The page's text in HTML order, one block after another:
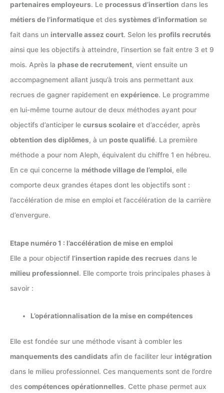
partenaires employeurs. Le processus d’insertion dans les
métiers de l’informatique et des systèmes d’information se
fait dans un intervalle assez court. Selon les profils recrutés
ainsi que les objectifs à atteindre, l’insertion se fait entre 3 et 9
mois. Après la phase de recrutement, vient ensuite un
accompagnement allant jusqu’à trois ans permettant aux
recrues de gagner rapidement en expérience. Le programme
en lui-même tourne autour de deux méthodes ayant pour
objectifs d’anticiper le cursus scolaire et d’accéder, après
obtention des diplômes, à un poste qualifié. La première
méthode a pour nom Aleph, équivalent du chiffre 1 en hébreu.
En ce qui concerne la méthode village de l’emploi, elle
comporte deux grandes étapes dont les objectifs sont :
l’accélération de mise en emploi et l’accélération de la carrière
d’envergure.
Etape numéro 1 : l’accélération de mise en emploi
Elle a pour objectif l’insertion rapide des recrues dans le
milieu professionnel. Elle comporte trois principales phases à
savoir :
L’opérationnalisation de la mise en compétences
Elle est fondée sur une méthode visant à combler les
manquements des candidats afin de faciliter leur intégration
dans le milieu professionnel. Ces manquements sont de l’ordre
des compétences opérationnelles. Cette phase permet aux